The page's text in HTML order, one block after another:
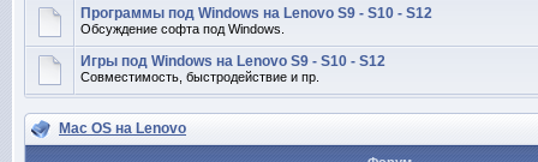
Программы под Windows на Lenovo S9 - S10 - S12
Обсуждение софта под Windows.
Игры под Windows на Lenovo S9 - S10 - S12
Совместимость, быстродействие и пр.
Mac OS на Lenovo